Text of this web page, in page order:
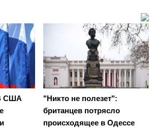
США
"Никто не полезет":
британцев потрясло
происходящее в Одессе